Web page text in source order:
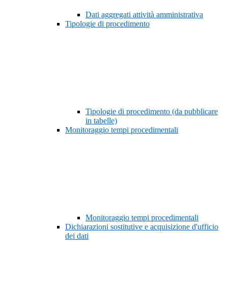
Dati aggregati attività amministrativa
Tipologie di procedimento
Tipologie di procedimento (da pubblicare
in tabelle)
Monitoraggio tempi procedimentali
Monitoraggio tempi procedimentali
Dichiarazioni sostitutive e acquisizione d'ufficio
dei dati